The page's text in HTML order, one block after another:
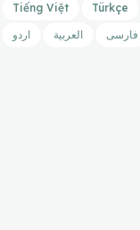
Tiếng Việt
Türkçe
اردو
العربية فارسی